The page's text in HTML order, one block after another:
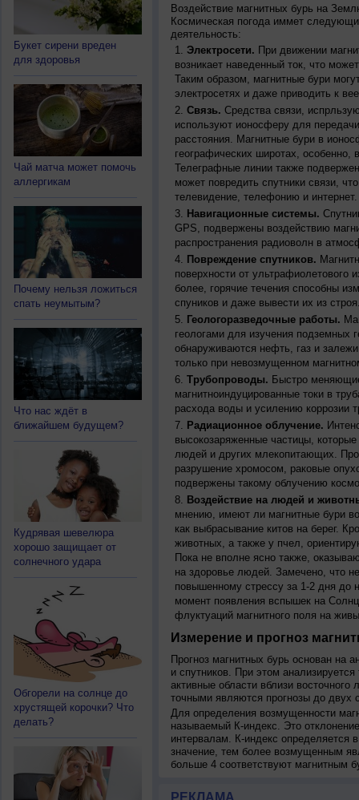
Букет сирени вреден
для здоровья
Чай матча может помочь
аллергикам
Почему нельзя ложиться
спать неумытым?
Что нас ждёт в
ближайшем будущем?
Кудрявая шевелюра
хорошо защищает от
солнечного удара
Обгорели на солнце до
хрустящей корочки? Что
делать?
Воздействие магнитных бурь на
Космическая погода иммет
деятельность:
Электросети. При движении
возникает наведенный ток, что
Таким образом, магнитные бури
электросетях и даже приводить к
Связь. Средства связи,
используют ионосферу для
расстояния. Магнитные бури в
географических широтах,
Телеграфные линии также
может повредить спутники связи,
телевидение, телефонию и интернет.
Навигационные системы.
GPS, подвержены воздействию
распространения радиоволн в
Повреждение спутников.
поверхности от ультрафиолетового
более, горячие течения способны
спуников и даже вывести их из
Геологоразведочные работы.
геологами для изучения подземных
обнаруживаются нефть, газ и
только при невозмущенном
Трубопроводы. Быстро
магнитноиндуцированные токи в
расхода воды и усилению коррозии
Радиационное облучение.
высокозаряженные частицы,
людей и других млекопитающих.
разрушение хромосом, раковые
подвержены такому облучению
Воздействие на людей и
мнению, имеют ли магнитные бури
как выбрасывание китов на берег.
животных, а также у пчел,
Пока не вполне ясно также,
на здоровье людей. Замечено, что
повышенному стрессу за 1-2 дня до
момент появления вспышек на
флуктуаций магнитного поля на
Измерение и прогноз
Прогноз магнитных бурь основан на
и спутников. При этом
активные области вблизи
точными являются прогнозы до двух
Для определения возмущенности
называемый К-индекс. Это
интервалам. К-индекс определяется
значение, тем более возмущенным
больше 4 соответствуют магнитным
РЕКЛАМА